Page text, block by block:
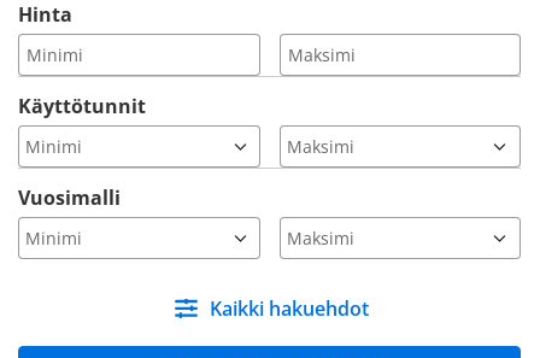
Hinta
Käyttötunnit
Vuosimalli
Kaikki hakuehdot